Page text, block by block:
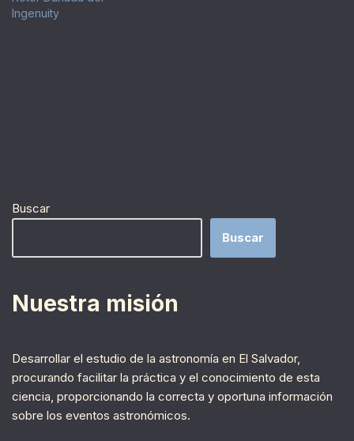
Ingenuity
Buscar
Buscar
Nuestra misión
Desarrollar el estudio de la astronomía en El Salvador,
procurando facilitar la práctica y el conocimiento de esta
ciencia, proporcionando la correcta y oportuna información
sobre los eventos astronómicos.